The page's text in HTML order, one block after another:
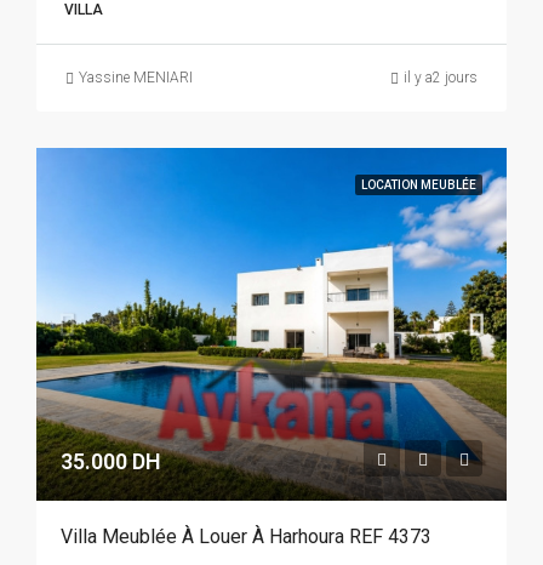
VILLA
Yassine MENIARI il y a2 jours
LOCATION MEUBLÉE
35.000 DH
Villa Meublée À Louer À Harhoura REF 4373